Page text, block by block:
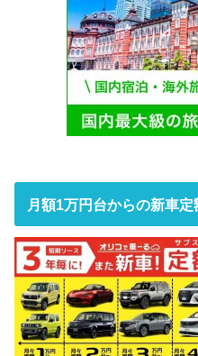
月額1万円台からの新車定